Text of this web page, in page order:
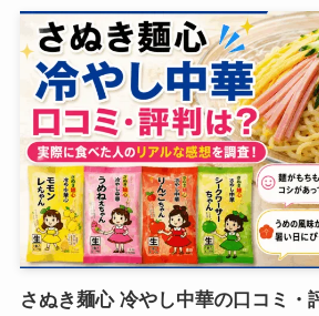
さぬき麺心 冷やし中華の口コミ・